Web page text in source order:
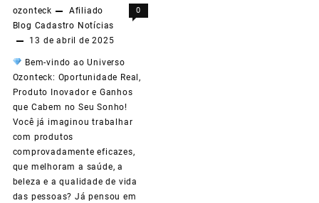
Vida
con
Productos
que
Realmente
Hacen
la
ozonteck
Afiliado
Blog Cadastro Notícias
13 de abril de 2025
0
Bem-vindo ao Universo
Ozonteck: Oportunidade Real,
Produto Inovador e Ganhos
que Cabem no Seu Sonho!
Você já imaginou trabalhar
com produtos
comprovadamente eficazes,
que melhoram a saúde, a
beleza e a qualidade de vida
das pessoas? Já pensou em